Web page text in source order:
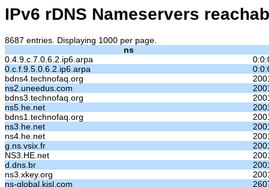
IPv6 rDNS Nameservers
8687 entries. Displaying 1000 per page.
ns
0.4.9.c.7.0.6.2.ip6.arpa
0.c.f.9.5.0.6.2.ip6.arpa
bdns4.technofaq.org
ns2.uneedus.com
bdns3.technofaq.org
ns5.he.net
bdns1.technofaq.org
ns3.he.net
ns4.he.net
g.ns.vsix.fr
NS3.HE.net
d.dns.br
ns3.xkey.org
ns-global.kjsl.com